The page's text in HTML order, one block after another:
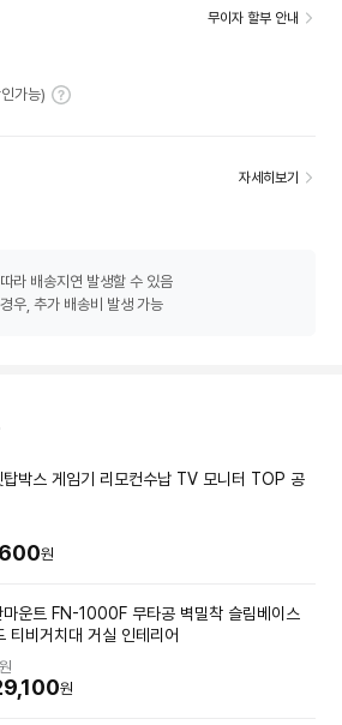
무이자 할부 안내
가능)
자세히보기
라 배송지연 발생할 수 있음
우, 추가 배송비 발생 가능
탑박스 게임기 리모컨수납 TV 모니터 TOP 공
원
마운트 FN-1000F 무타공 벽밀착 슬림베이스
티비거치대 거실 인테리어
원
원